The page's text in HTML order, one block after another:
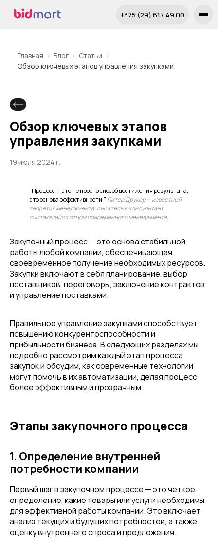
+375 (29) 617 49 00
Главная Блог
Статьи
Обзор ключевых этапов управления закупками
Обзор ключевых этапов
управления закупками
19 июля 2024 г.
"Процесс — это не просто способ достижения результата,
это основа эффективности." Питер Друкер — известный
теоретик менеджмента, писатель и консультант,
считающийся отцом современного менеджмента.
Закупочный процесс — это основа стабильной
работы любой компании, обеспечивающая
своевременное получение необходимых ресурсов.
Закупки включают в себя планирование, выбор
поставщиков, переговоры, заключение контрактов
и управление поставками.
Правильное управление закупками способствует
повышению конкурентоспособности и
прибыльности бизнеса. В следующих разделах мы
подробно рассмотрим каждый этап процесса
закупок и обсудим, как современные технологии
могут помочь в их автоматизации, делая процесс
более эффективным и прозрачным.
Этапы закупочного процесса
1. Определение внутренней
потребности компании
Первый шаг в закупочном процессе — это четкое
определение, какие товары или услуги необходимы
для эффективной работы компании. Это включает
анализ текущих и будущих потребностей, а также
оценку внутреннего спроса и предложения.